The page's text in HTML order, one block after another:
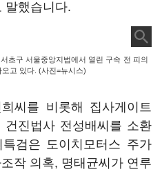
말했습니다.
초구 서울중앙지법에서 열린 구속 전 피의
고 있다. (사진=뉴시스)
씨를 비롯해 집사게이트
진법사 전성배씨를 소환
검은 도이치모터스 주가
작 의혹, 명태균씨가 연루